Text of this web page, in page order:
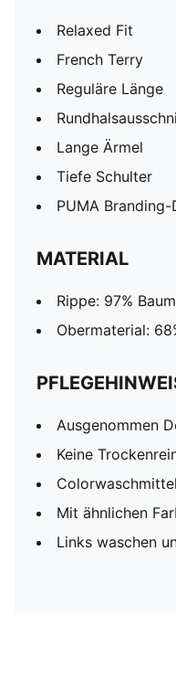
Relaxed Fit
French Terry
Reguläre Länge
Lange Ärmel
Tiefe Schulter
PUMA
MATERIAL
Rippe: 97%
Obermaterial:
Ausgenommen
Keine
Mit ähnlichen
Links waschen